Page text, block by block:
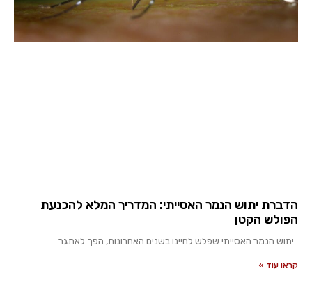
הדברת יתוש הנמר האסייתי: המדריך המלא להכנעת
הפולש הקטן
יתוש הנמר האסייתי שפלש לחיינו בשנים האחרונות, הפך לאתגר
קראו עוד »